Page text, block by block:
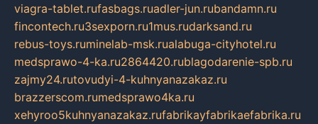
viagra-tablet.rufasbags.ruadler-jun.rubandamn.ru
fincontech.ru3sexporn.ru1mus.rudarksand.ru
rebus-toys.ruminelab-msk.rualabuga-cityhotel.ru
medsprawo-4-ka.ru2864420.rublagodarenie-spb.ru
zajmy24.rutovudyi-4-kuhnyanazakaz.ru
brazzerscom.rumedsprawo4ka.ru
xehyroo5kuhnyanazakaz.rufabrikayfabrikaefabrika.ru